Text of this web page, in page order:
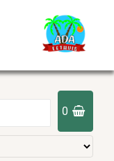
0